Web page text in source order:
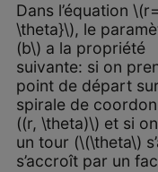
Dans l’équation
\theta}\), le
(b\) a la propriété
suivante: si on
point de départ
spirale de
((r, \theta)\) et si
un tour (\(\theta\)
s’accroît par un